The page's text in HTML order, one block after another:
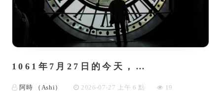
1061年7月27日的今天，…
阿時 （Ashi） 2026-07-27 上午 6 點 19